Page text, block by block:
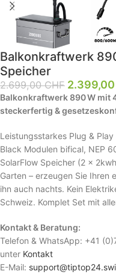
Balkonkraftwerk
Speicher
2.699,00CHF 2.399,00
Balkonkraftwerk 890 W mit
steckerfertig &
Leistungsstarkes Plug &
Black Modulen bifical, NEP
SolarFlow Speicher (2 ×
Garten – erzeugen Sie Ihren
ihn auch nachts. Kein
Schweiz. Komplet Set mit
Kontakt & Beratung:
Telefon & WhatsApp: +41
unter Kontakt
E-Mail: